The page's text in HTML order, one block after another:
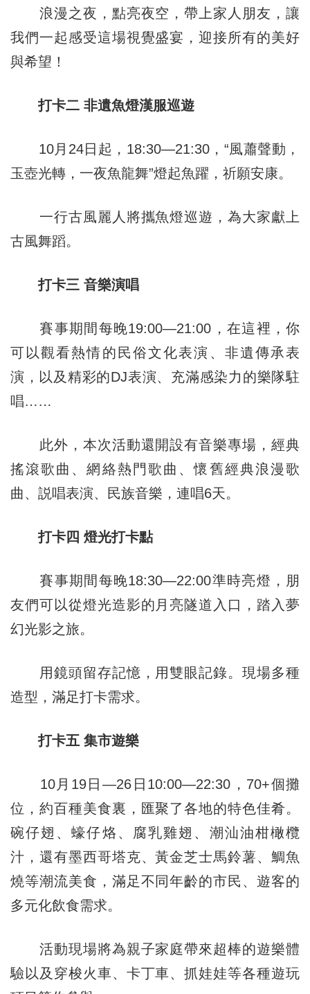
浪漫之夜，點亮夜空，帶上家人朋友，讓
我們一起感受這場視覺盛宴，迎接所有的美好
與希望！
打卡二 非遺魚燈漢服巡遊
10月24日起，18:30—21:30，“風蕭聲動，
玉壺光轉，一夜魚龍舞”燈起魚躍，祈願安康。
一行古風麗人將攜魚燈巡遊，為大家獻上
古風舞蹈。
打卡三 音樂演唱
賽事期間每晚19:00—21:00，在這裡，你
可以觀看熱情的民俗文化表演、非遺傳承表
演，以及精彩的DJ表演、充滿感染力的樂隊駐
唱……
此外，本次活動還開設有音樂專場，經典
搖滾歌曲、網絡熱門歌曲、懷舊經典浪漫歌
曲、説唱表演、民族音樂，連唱6天。
打卡四 燈光打卡點
賽事期間每晚18:30—22:00準時亮燈，朋
友們可以從燈光造影的月亮隧道入口，踏入夢
幻光影之旅。
用鏡頭留存記憶，用雙眼記錄。現場多種
造型，滿足打卡需求。
打卡五 集市遊樂
10月19日—26日10:00—22:30，70+個攤
位，約百種美食裏，匯聚了各地的特色佳肴。
碗仔翅、蠔仔烙、腐乳雞翅、潮汕油柑橄欖
汁，還有墨西哥塔克、黃金芝士馬鈴薯、鯛魚
燒等潮流美食，滿足不同年齡的市民、遊客的
多元化飲食需求。
活動現場將為親子家庭帶來超棒的遊樂體
驗以及穿梭火車、卡丁車、抓娃娃等各種遊玩